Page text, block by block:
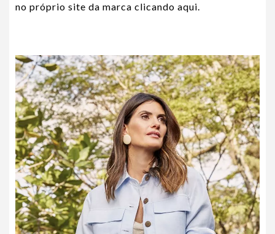
no próprio site da marca clicando aqui.